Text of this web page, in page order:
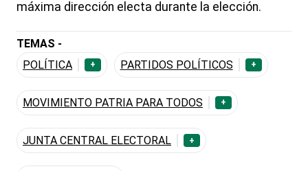
máxima dirección electa durante la elección.
TEMAS -
POLÍTICA
+ PARTIDOS POLÍTICOS +
MOVIMIENTO PATRIA PARA TODOS +
JUNTA CENTRAL ELECTORAL +